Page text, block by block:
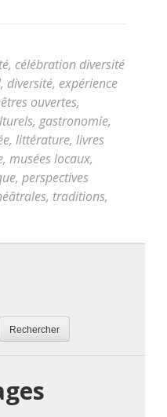
, célébration diversité
, diversité, expérience
ouvertes,
, gastronomie,
, littérature, livres
, musées locaux,
, perspectives
, traditions,
Rechercher